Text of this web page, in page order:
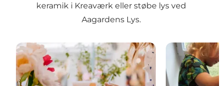
keramik i Kreaværk eller støbe lys ved
Aagardens Lys.
Kreaværk Aagaardens